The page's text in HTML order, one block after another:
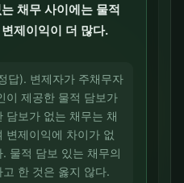
채무 사이에는 물적
제이익이 더 많다.
답). 변제자가 주채무자
이 제공한 물적 담보가
담보가 없는 채무는 채
변제이익에 차이가 없
물적 담보 있는 채무의
한 것은 옳지 않다.